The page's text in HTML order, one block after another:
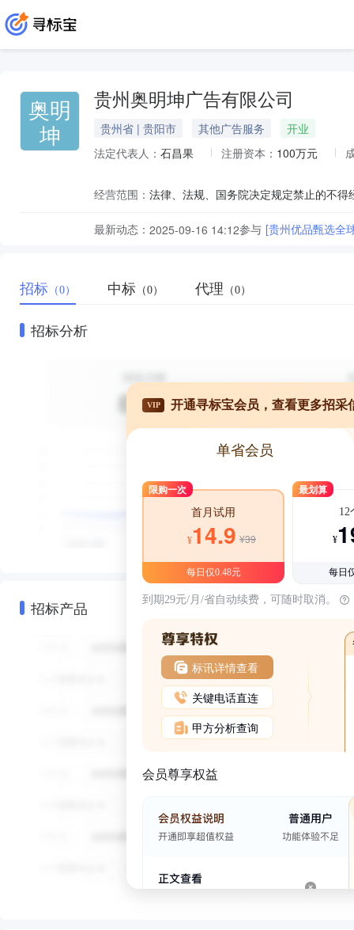
奥明
坤
贵州奥明坤广告有限公司
贵州省 | 贵阳市 其他广告服务
开业
法定代表人： 石昌果 注册资本： 100万元
经营范围：
最新动态： 2025-09-16 14:12参与 [贵州优品甄选全
招标 （0） 中标 （0） 代理 （0）
招标分析
招标产品
VIP 开通寻标宝会员，查看更多招采
单省会员
限购一次
首月试用
¥14.9 ¥39
每日仅0.48元
最划算
12
¥
每日
到期29元/月/省自动续费，可随时取消。
标讯详情查看
关键电话直连
甲方分析查询
会员尊享权益